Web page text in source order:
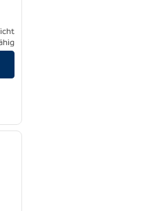
nächstes Bild